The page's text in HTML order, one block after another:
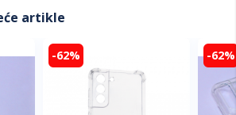
artikle
-62% -62%